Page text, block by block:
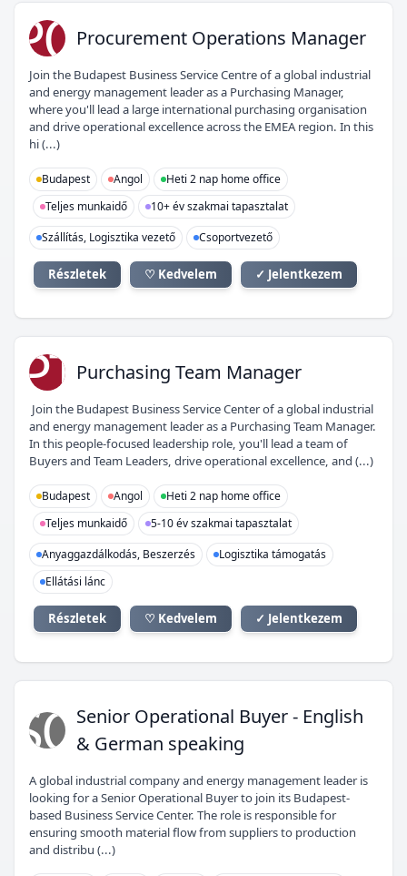
POProcurement Operations Manager
Join the Budapest Business Service Centre of a global industrial
and energy management leader as a Purchasing Manager,
where you'll lead a large international purchasing organisation
and drive operational excellence across the EMEA region. In this
hi (...)
Budapest Angol
Heti 2 nap home office
Teljes munkaidő
10+ év szakmai tapasztalat
Szállítás, Logisztika vezető
Csoportvezető
Részletek ♡ Kedvelem ✓ Jelentkezem
PT Purchasing Team Manager
Join the Budapest Business Service Center of a global industrial
and energy management leader as a Purchasing Team Manager.
In this people-focused leadership role, you'll lead a team of
Buyers and Team Leaders, drive operational excellence, and (...)
Budapest Angol
Heti 2 nap home office
Teljes munkaidő
5-10 év szakmai tapasztalat
Anyaggazdálkodás, Beszerzés
Logisztika támogatás
Ellátási lánc
Részletek ♡ Kedvelem ✓ Jelentkezem
SOSenior Operational Buyer - English
& German speaking
A global industrial company and energy management leader is
looking for a Senior Operational Buyer to join its Budapest-
based Business Service Center. The role is responsible for
ensuring smooth material flow from suppliers to production
and distribu (...)